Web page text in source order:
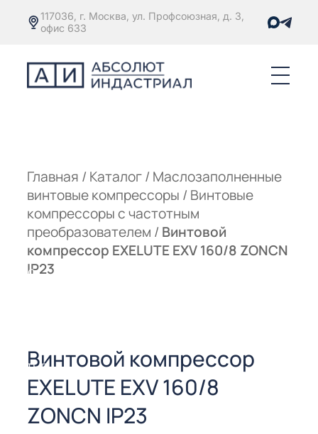
117036, г. Москва, ул. Профсоюзная, д. 3,
офис 633
Главная / Каталог/ Маслозаполненные
винтовые компрессоры / Винтовые
компрессоры с частотным
преобразователем / Винтовой
компрессор EXELUTE EXV 160/8 ZONCN
IP23
Винтовой компрессор
EXELUTE EXV 160/8
ZONCN IP23
С